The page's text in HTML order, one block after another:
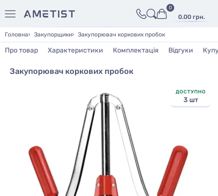
0.00 грн.
0
Головна Закупорщики Закупорювач коркових пробок
Про товар Характеристики Комплектація Відгуки
Закупорювач коркових пробок
ДОСТУПНО
3 шт